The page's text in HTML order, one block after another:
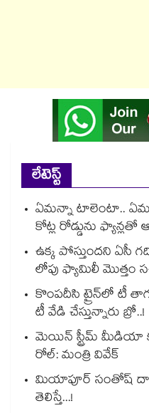
లేటెస్ట్
ఏమన్నా టాలెంటా..
కోట్ల రోడ్డును ఫ్యాన్లతో
ఉక్క పోస్తుందని ఏసీ
లోపు ఫ్యామిలీ మొత్తం
కొంపదీసి ట్రైన్⁬లో టీ
టీ వేడి చేస్తున్నారు బ్రో..!
మెయిన్ స్ట్రీమ్
రోల్: మంత్రి వివేక్
మియాపూర్ సంతోష్
తెలిస్తే...!